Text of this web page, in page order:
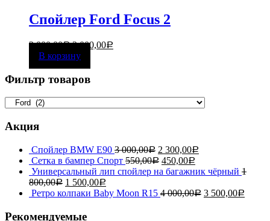
Спойлер Ford Focus 2
3 000,00Р 2 000,00Р
В корзину
Фильтр товаров
Акция
Спойлер BMW E90 3 000,00Р 2 300,00Р
Сетка в бампер Спорт 550,00Р 450,00Р
Универсальный лип спойлер на багажник чёрный 1
800,00Р 1 500,00Р
Ретро колпаки Baby Moon R15 4 000,00Р 3 500,00Р
Рекомендуемые